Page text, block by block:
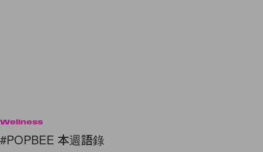
Wellness
#POPBEE 本週語錄